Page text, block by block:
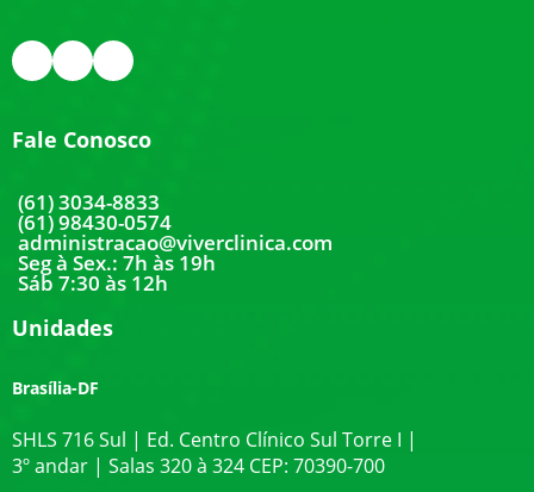
Fale Conosco
(61) 3034-8833
(61) 98430-0574
administracao@viverclinica.com
Seg à Sex.: 7h às 19h
Sáb 7:30 às 12h
Unidades
Brasília-DF
SHLS 716 Sul | Ed. Centro Clínico Sul Torre I |
3º andar | Salas 320 à 324 CEP: 70390-700